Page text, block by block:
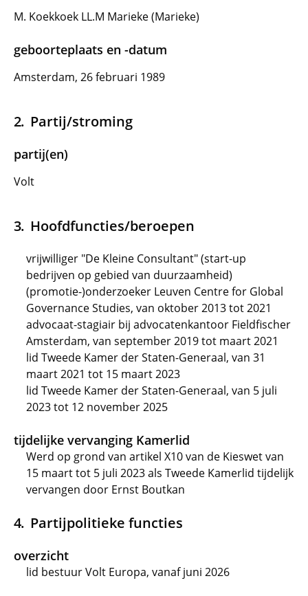
M. Koekkoek LL.M Marieke (Marieke)
geboorteplaats en -datum
Amsterdam, 26 februari 1989
Partij/stroming
partij(en)
Volt
Hoofdfuncties/beroepen
vrijwilliger "De Kleine Consultant" (start-up
bedrijven op gebied van duurzaamheid)
(promotie-)onderzoeker Leuven Centre for Global
Governance Studies, van oktober 2013 tot 2021
advocaat-stagiair bij advocatenkantoor Fieldfischer
Amsterdam, van september 2019 tot maart 2021
lid Tweede Kamer der Staten-Generaal, van 31
maart 2021 tot 15 maart 2023
lid Tweede Kamer der Staten-Generaal, van 5 juli
2023 tot 12 november 2025
tijdelijke vervanging Kamerlid
Werd op grond van artikel X10 van de Kieswet van
15 maart tot 5 juli 2023 als Tweede Kamerlid tijdelijk
vervangen door Ernst Boutkan
Partijpolitieke functies
overzicht
lid bestuur Volt Europa, vanaf juni 2026